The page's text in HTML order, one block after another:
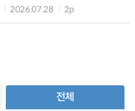
2026.07.28 2p
전체